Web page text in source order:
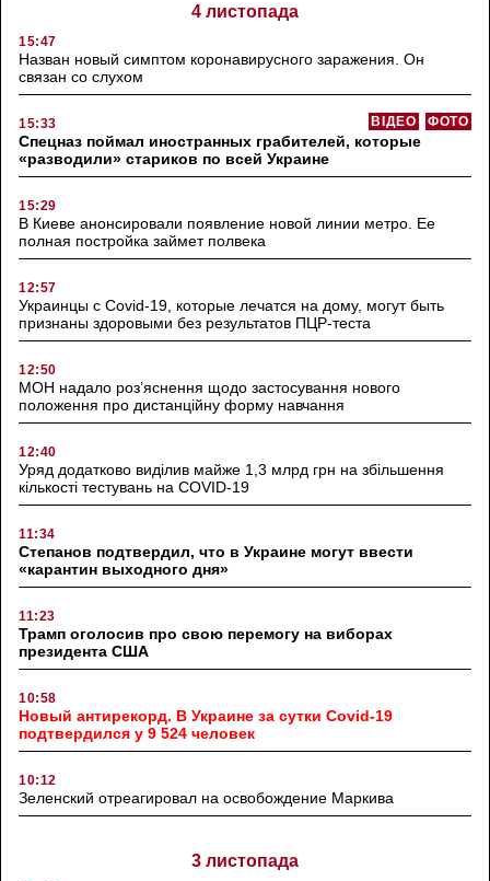
4 листопада
15:47
Назван новый симптом коронавирусного заражения. Он
связан со слухом
15:33 ФОТО
ВІДЕО
Спецназ поймал иностранных грабителей, которые
«разводили» стариков по всей Украине
15:29
В Киеве анонсировали появление новой линии метро. Ее
полная постройка займет полвека
12:57
Украинцы с Covid-19, которые лечатся на дому, могут быть
признаны здоровыми без результатов ПЦР-теста
12:50
МОН надало роз’яснення щодо застосування нового
положення про дистанційну форму навчання
12:40
Уряд додатково виділив майже 1,3 млрд грн на збільшення
кількості тестувань на COVID-19
11:34
Степанов подтвердил, что в Украине могут ввести
«карантин выходного дня»
11:23
Трамп оголосив про свою перемогу на виборах
президента США
10:58
Новый антирекорд. В Украине за сутки Covid-19
подтвердился у 9 524 человек
10:12
Зеленский отреагировал на освобождение Маркива
3 листопада